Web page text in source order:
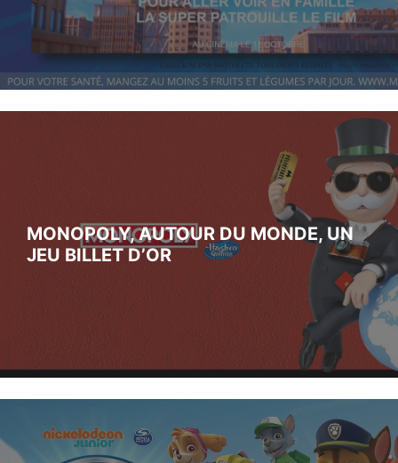
MONOPOLY, AUTOUR DU MONDE, UN
JEU BILLET D’OR